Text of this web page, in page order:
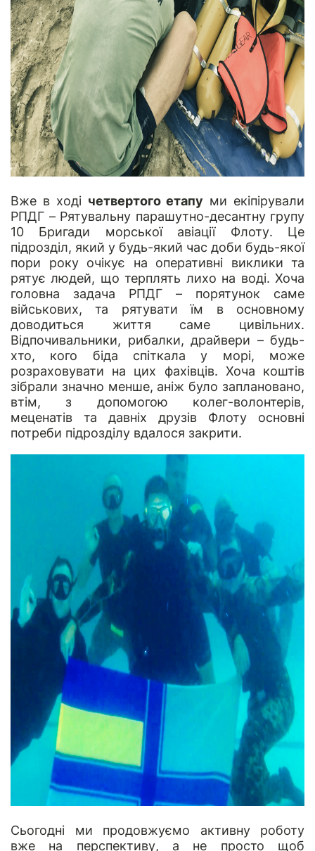
Вже в ході четвертого етапу ми екіпірували
РПДГ – Рятувальну парашутно-десантну групу
10 Бригади морської авіації Флоту. Це
підрозділ, який у будь-який час доби будь-якої
пори року очікує на оперативні виклики та
рятує людей, що терплять лихо на воді. Хоча
головна задача РПДГ – порятунок саме
військових, та рятувати їм в основному
доводиться життя саме цивільних.
Відпочивальники, рибалки, драйвери – будь-
хто, кого біда спіткала у морі, може
розраховувати на цих фахівців. Хоча коштів
зібрали значно менше, аніж було заплановано,
втім, з допомогою колег-волонтерів,
меценатів та давніх друзів Флоту основні
потреби підрозділу вдалося закрити.
Сьогодні ми продовжуємо активну роботу
вже на перспективу, а не просто щоб